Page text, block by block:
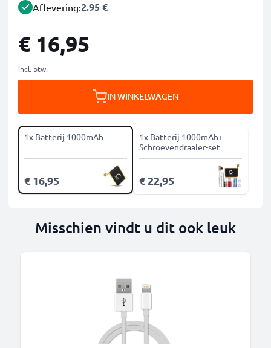
Aflevering:2.95 €
€ 16,95
incl. btw.
IN WINKELWAGEN
1x Batterij 1000mAh
€ 16,95
1x Batterij 1000mAh+
Schroevendraaier-set
€ 22,95
Misschien vindt u dit ook leuk